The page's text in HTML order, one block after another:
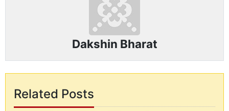
Dakshin Bharat
Related Posts